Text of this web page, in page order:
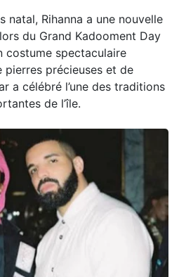
natal, Rihanna a une nouvelle
du Grand Kadooment Day
costume spectaculaire
pierres précieuses et de
a célébré l’une des traditions
de l’île.